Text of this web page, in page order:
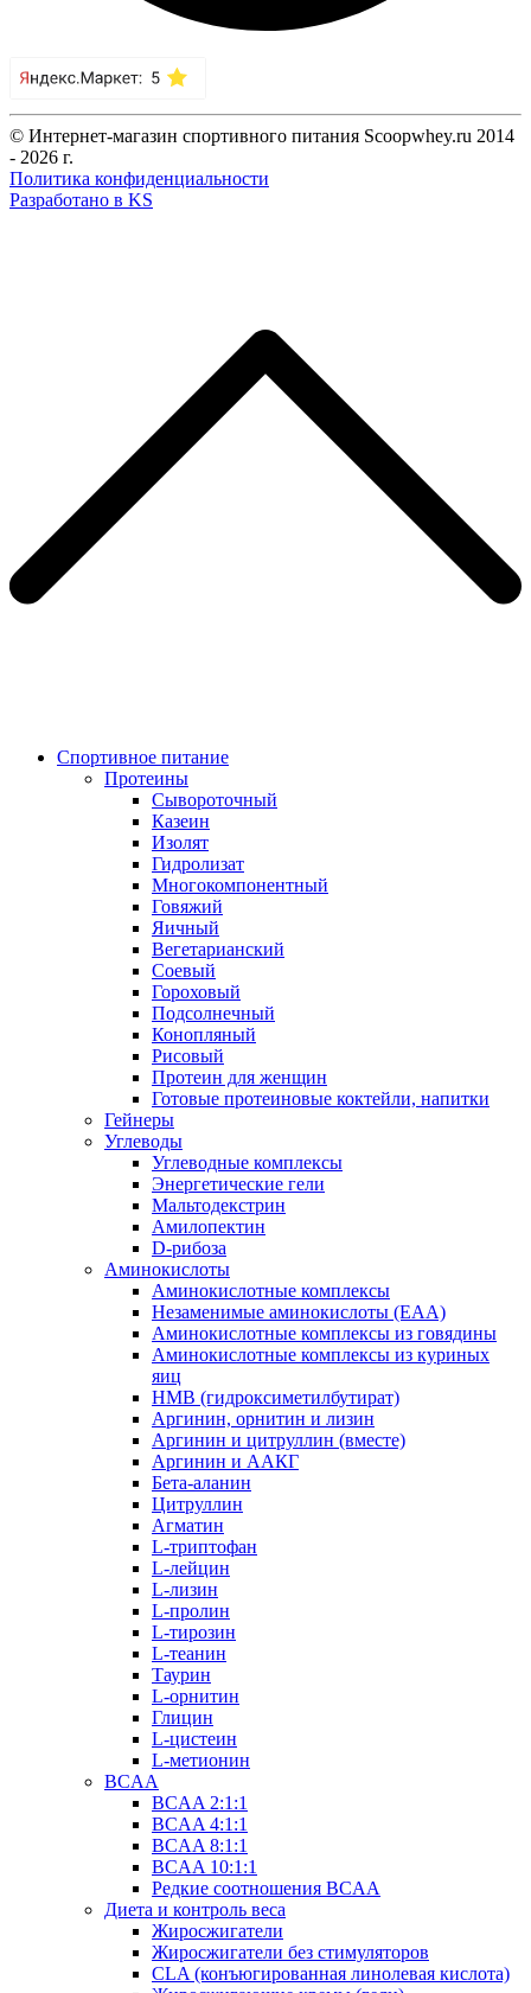
© Интернет-магазин спортивного питания Scoopwhey.ru 2014
- 2026 г.
Политика конфиденциальности
Разработано в KS
Спортивное питание
Протеины
Сывороточный
Казеин
Изолят
Гидролизат
Многокомпонентный
Говяжий
Яичный
Вегетарианский
Соевый
Гороховый
Подсолнечный
Конопляный
Рисовый
Протеин для женщин
Готовые протеиновые коктейли, напитки
Гейнеры
Углеводы
Углеводные комплексы
Энергетические гели
Мальтодекстрин
Амилопектин
D-рибоза
Аминокислоты
Аминокислотные комплексы
Незаменимые аминокислоты (EAA)
Аминокислотные комплексы из говядины
Аминокислотные комплексы из куриных
яиц
HMB (гидроксиметилбутират)
Аргинин, орнитин и лизин
Аргинин и цитруллин (вместе)
Аргинин и ААКГ
Бета-аланин
Цитруллин
Агматин
L-триптофан
L-лейцин
L-лизин
L-пролин
L-тирозин
L-теанин
Таурин
L-орнитин
Глицин
L-цистеин
L-метионин
BCAA
BCAA 2:1:1
BCAA 4:1:1
BCAA 8:1:1
BCAA 10:1:1
Редкие соотношения BCAA
Диета и контроль веса
Жиросжигатели
Жиросжигатели без стимуляторов
CLA (конъюгированная линолевая кислота)